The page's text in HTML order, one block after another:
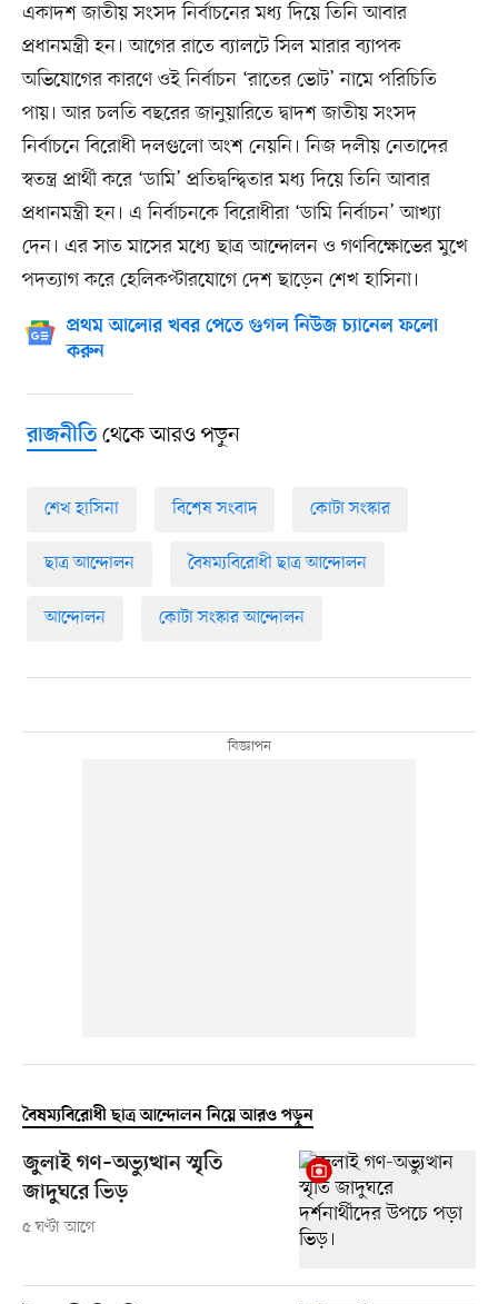
একাদশ জাতীয় সংসদ নির্বাচনের মধ্য দিয়ে তিনি আবার
প্রধানমন্ত্রী হন। আগের রাতে ব্যালটে সিল মারার ব্যাপক
অভিযোগের কারণে ওই নির্বাচন ‘রাতের ভোট’ নামে পরিচিতি
পায়। আর চলতি বছরের জানুয়ারিতে দ্বাদশ জাতীয় সংসদ
নির্বাচনে বিরোধী দলগুলো অংশ নেয়নি। নিজ দলীয় নেতাদের
স্বতন্ত্র প্রার্থী করে ‘ডামি’ প্রতিদ্বন্দ্বিতার মধ্য দিয়ে তিনি আবার
প্রধানমন্ত্রী হন। এ নির্বাচনকে বিরোধীরা ‘ডামি নির্বাচন’ আখ্যা
দেন। এর সাত মাসের মধ্যে ছাত্র আন্দোলন ও গণবিক্ষোভের মুখে
পদত্যাগ করে হেলিকপ্টারযোগে দেশ ছাড়েন শেখ হাসিনা।
প্রথম আলোর খবর পেতে গুগল নিউজ চ্যানেল ফলো
করুন
রাজনীতিথেকে আরও পড়ুন
শেখ হাসিনা বিশেষ সংবাদ কোটা সংস্কার
ছাত্র আন্দোলন বৈষম্যবিরোধী ছাত্র আন্দোলন
আন্দোলন কোটা সংস্কার আন্দোলন
বৈষম্যবিরোধী ছাত্র আন্দোলন নিয়ে আরও পড়ুন
জুলাই গণ–অভ্যুত্থান স্মৃতি
জাদুঘরে ভিড়
৫ ঘণ্টা আগে